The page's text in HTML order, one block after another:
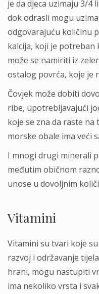
je da djeca uzimaju 3/4
dok odrasli mogu
odgovarajuću količinu
kalcija, koji je potreban
može se namiriti iz
ostalog povrća, koje je
Čovjek može dobiti
ribe, upotrebljavajući
koje se zna da raste
morske obale ima veći
I mnogi drugi minerali
međutim običnom
unose u dovoljnim
Vitamini
Vitamini su tvari koje
razvoj i održavanje
hrani, mogu nastupiti
ima nekoliko vrsta i